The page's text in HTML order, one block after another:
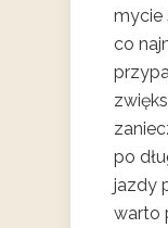
mycie
co
po
jazdy
warto